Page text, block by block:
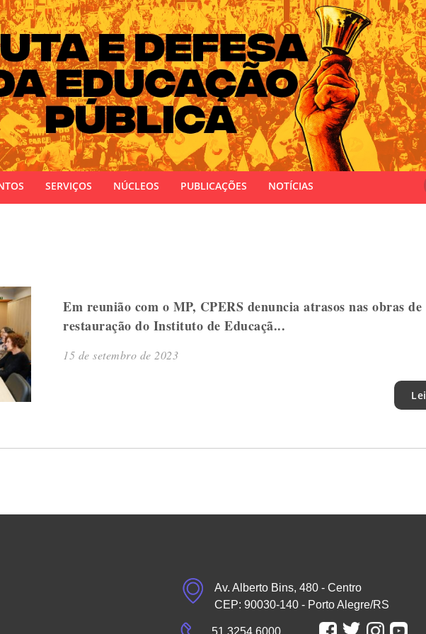
Estado do Rio Grande do Sul
SERVIÇOS NÚCLEOS PUBLICAÇÕES NOTÍCIAS
Em reunião com o MP, CPERS denuncia atrasos nas obras de
restauração do Instituto de Educaçã...
15 de setembro de 2023
Av. Alberto Bins, 480 - Centro
CEP: 90030-140 - Porto Alegre/RS
51 3254.6000